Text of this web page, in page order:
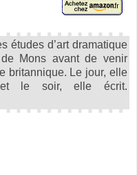
études d’art dramatique
Mons avant de venir
britannique. Le jour, elle
et le soir, elle écrit.